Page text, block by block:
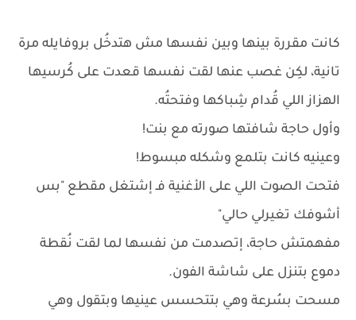
كانت مقررة بينها وبين نفسها مش هتدخُل بروفايله مرة
تانية، لكِن غصب عنها لقت نفسها قعدت على كُرسيها
الهزاز اللي قُدام شِباكها وفتحتُه.
وأول حاجة شافتها صورته مع بنت!
وعينيه كانت بتلمع وشكله مبسوط!
فتحت الصوت اللي على الأغنية فـ إشتغل مقطع "بس
أشوفك تغيرلي حالي"
مفهمتش حاجة، إتصدمت من نفسها لما لقت نُقطة
دموع بتنزل على شاشة الفون.
مسحت بسُرعة وهي بتتحسس عينيها وبتقول وهي